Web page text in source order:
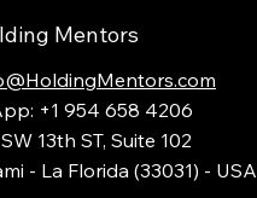
Mentors
+1 954 658 4206
13th ST, Suite 102
- La Florida (33031) - USA